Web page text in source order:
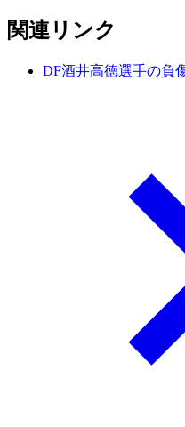
関連リンク
DF酒井高徳選手の負